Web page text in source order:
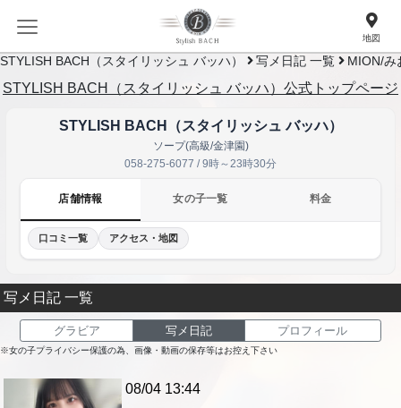
地図
STYLISH BACH（スタイリッシュ バッハ） 写メ日記 一覧 MION/
STYLISH BACH（スタイリッシュ バッハ）公式トップページ
STYLISH BACH（スタイリッシュ バッハ）
ソープ(高級/金津園)
058-275-6077 / 9時～23時30分
店舗情報 女の子一覧 料金
口コミ一覧 アクセス・地図
写メ日記 一覧
グラビア 写メ日記 プロフィール
※女の子プライバシー保護の為、画像・動画の保存等はお控え下さい
08/04 13:44